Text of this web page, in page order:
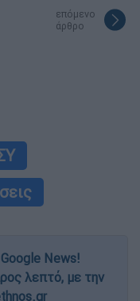
επόμενο
άρθρο
News!
λεπτό, με την